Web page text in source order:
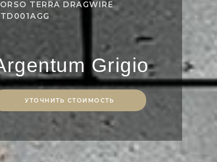
Grigio
TERRA DRAGWIRE
УТОЧНИТЬ СТОИМОСТЬ